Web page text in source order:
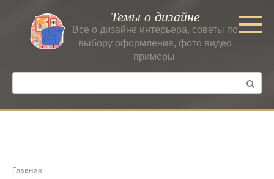
контенту
Темы о дизайне
Все о дизайне интерьера, советы по
выбору оформления, фото видео
примеры
Поиск:
Главная